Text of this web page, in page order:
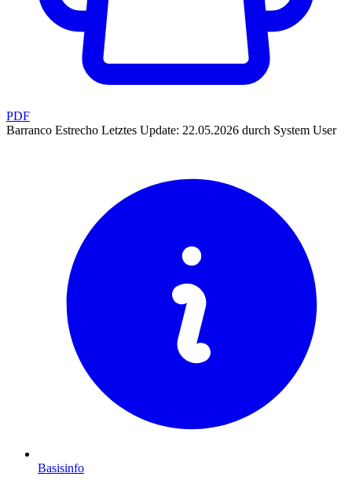
PDF
Barranco Estrecho Letztes Update: 22.05.2026 durch System User
Basisinfo